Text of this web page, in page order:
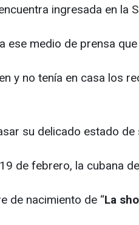
ingresada en la
ese medio de prensa
y no tenía en casa los
su delicado estado de
de febrero, la cubana
de nacimiento de “La